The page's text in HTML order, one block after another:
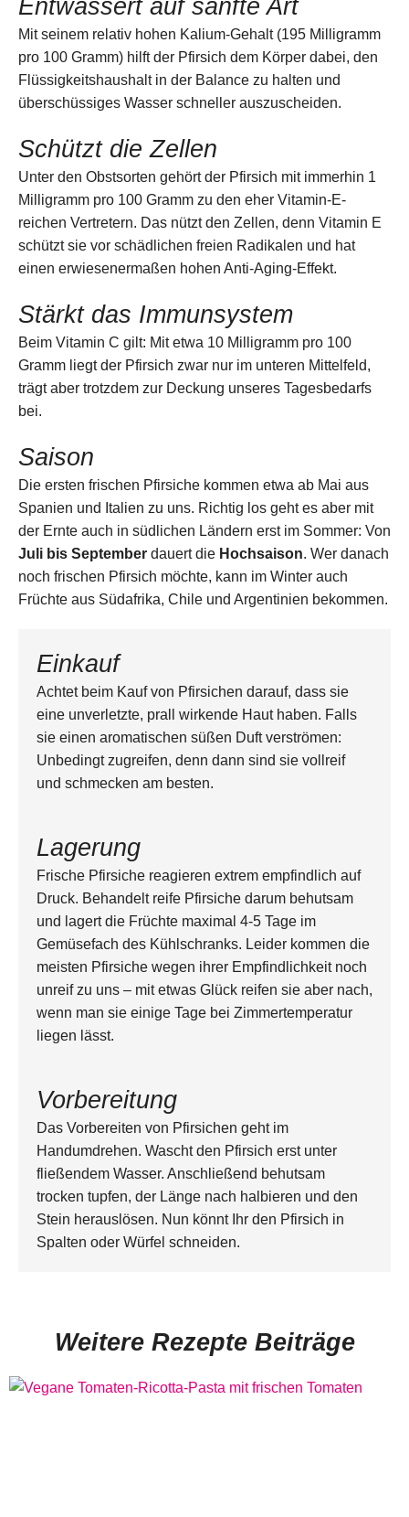
Mit seinem relativ hohen Kalium-Gehalt (195 Milligramm
pro 100 Gramm) hilft der Pfirsich dem Körper dabei, den
Flüssigkeitshaushalt in der Balance zu halten und
überschüssiges Wasser schneller auszuscheiden.
Schützt die Zellen
Unter den Obstsorten gehört der Pfirsich mit immerhin 1
Milligramm pro 100 Gramm zu den eher Vitamin-E-
reichen Vertretern. Das nützt den Zellen, denn Vitamin E
schützt sie vor schädlichen freien Radikalen und hat
einen erwiesenermaßen hohen Anti-Aging-Effekt.
Stärkt das Immunsystem
Beim Vitamin C gilt: Mit etwa 10 Milligramm pro 100
Gramm liegt der Pfirsich zwar nur im unteren Mittelfeld,
trägt aber trotzdem zur Deckung unseres Tagesbedarfs
bei.
Saison
Die ersten frischen Pfirsiche kommen etwa ab Mai aus
Spanien und Italien zu uns. Richtig los geht es aber mit
der Ernte auch in südlichen Ländern erst im Sommer: Von
Juli bis September dauert die Hochsaison . Wer danach
noch frischen Pfirsich möchte, kann im Winter auch
Früchte aus Südafrika, Chile und Argentinien bekommen.
Einkauf
Achtet beim Kauf von Pfirsichen darauf, dass sie
eine unverletzte, prall wirkende Haut haben. Falls
sie einen aromatischen süßen Duft verströmen:
Unbedingt zugreifen, denn dann sind sie vollreif
und schmecken am besten.
Lagerung
Frische Pfirsiche reagieren extrem empfindlich auf
Druck. Behandelt reife Pfirsiche darum behutsam
und lagert die Früchte maximal 4-5 Tage im
Gemüsefach des Kühlschranks. Leider kommen die
meisten Pfirsiche wegen ihrer Empfindlichkeit noch
unreif zu uns – mit etwas Glück reifen sie aber nach,
wenn man sie einige Tage bei Zimmertemperatur
liegen lässt.
Vorbereitung
Das Vorbereiten von Pfirsichen geht im
Handumdrehen. Wascht den Pfirsich erst unter
fließendem Wasser. Anschließend behutsam
trocken tupfen, der Länge nach halbieren und den
Stein herauslösen. Nun könnt Ihr den Pfirsich in
Spalten oder Würfel schneiden.
Weitere Rezepte Beiträge